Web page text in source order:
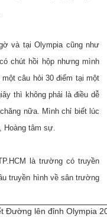
và tại Olympia cũng như
chút hồi hộp nhưng mình
câu hỏi 30 điểm tại một
thì không phải là điều dễ
nữa. Mình chỉ biết lúc
Hoàng tâm sự.
là trường có truyền
truyền hình về sân trường